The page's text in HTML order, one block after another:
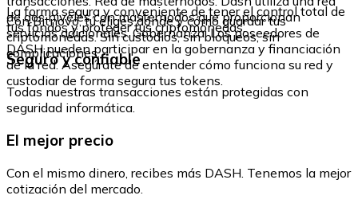
Con Bitnovo, tú eliges dónde y cómo guardar tus
criptomonedas. Sin custodios, sin bloqueos, sin
complicaciones.
de dos niveles con masternodos que proporcionan
servicios adicionales. Gobernanza: Los poseedores de
DASH pueden participar en la gobernanza y financiación
de la red. Asegúrate de entender cómo funciona su red y
custodiar de forma segura tus tokens.
La forma segura y conveniente de tener el control total de
tus fondos y proteger tus criptomonedas.
Seguro y confiable
Todas nuestras transacciones están protegidas con
seguridad informática.
El mejor precio
Con el mismo dinero, recibes más DASH. Tenemos la mejor
cotización del mercado.